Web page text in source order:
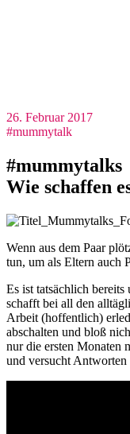
26. Februar 2017
#mummytalk
#mummytalks
Wie schaffen
Wenn aus dem Paar
tun, um als Eltern auch
Es ist tatsächlich
schafft bei all den
Arbeit (hoffentlich)
abschalten und bloß
nur die ersten Monaten
und versucht